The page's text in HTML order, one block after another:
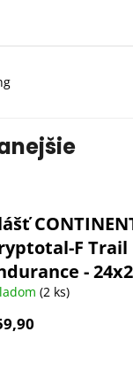
F Trail
-
(2 ks)